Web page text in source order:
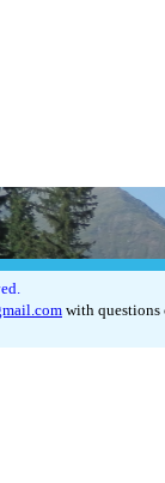
with questions